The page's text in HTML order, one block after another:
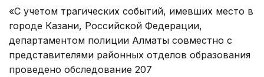
«С учетом трагических событий, имевших место в
городе Казани, Российской Федерации,
департаментом полиции Алматы совместно с
представителями районных отделов образования
проведено обследование 207